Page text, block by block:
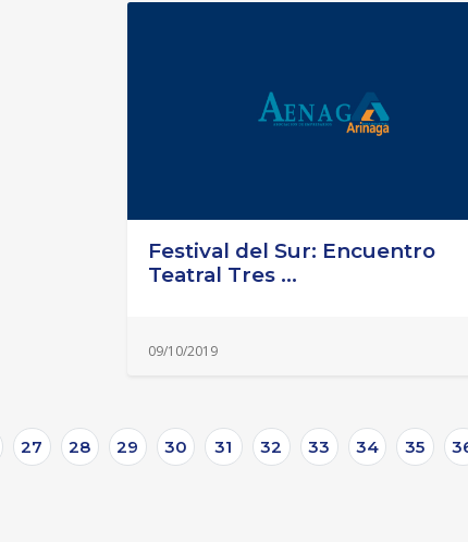
Festival del Sur: Encuentro
Teatral Tres ...
09/10/2019
27 28 29 30 31 32 33 34 35